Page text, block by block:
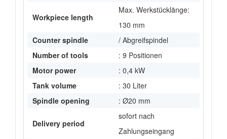
Workpiece length
Max. Werkstücklänge:
130 mm
Counter spindle
/ Abgreifspindel
Number of tools
: 9 Positionen
Motor power
: 0,4 kW
Tank volume
: 30 Liter
Spindle opening
: Ø20 mm
Delivery period
sofort nach
Zahlungseingang